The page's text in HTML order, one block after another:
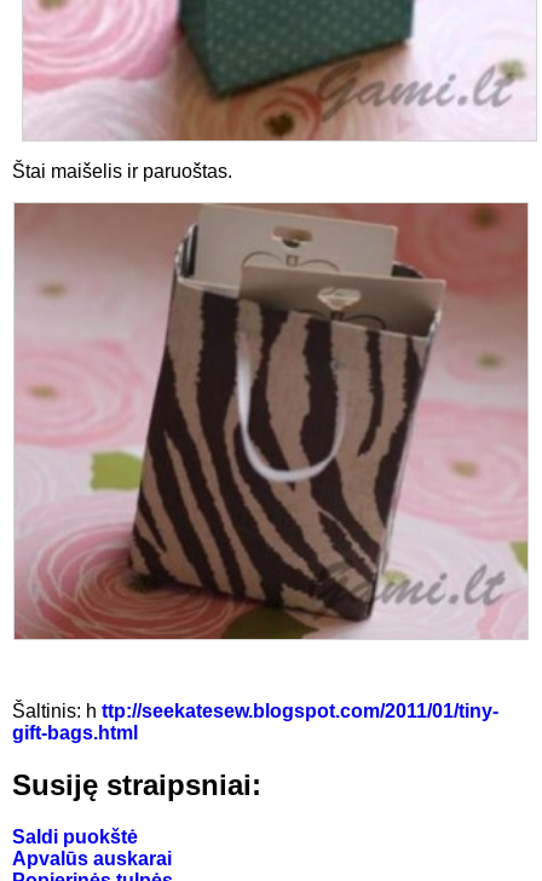
Štai maišelis ir paruoštas.
Šaltinis: h ttp://seekatesew.blogspot.com/2011/01/tiny-
gift-bags.html
Susiję straipsniai:
Saldi puokštė
Apvalūs auskarai